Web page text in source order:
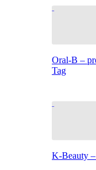
Oral-B –
Tag
K-Beauty –